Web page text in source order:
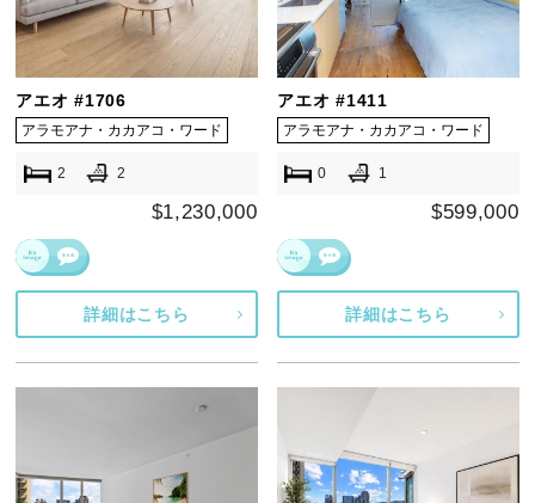
アエオ #1706
アラモアナ・カカアコ・ワード
2 2
$1,230,000
詳細はこちら
アエオ #1411
アラモアナ・カカアコ・ワード
0 1
$599,000
詳細はこちら